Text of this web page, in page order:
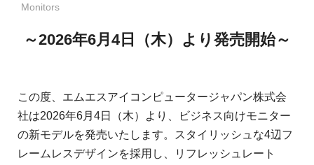
Monitors
～2026年6月4日（木）より発売開始～
この度、エムエスアイコンピュータージャパン株式会
社は2026年6月4日（木）より、ビジネス向けモニター
の新モデルを発売いたします。スタイリッシュな4辺フ
レームレスデザインを採用し、リフレッシュレート